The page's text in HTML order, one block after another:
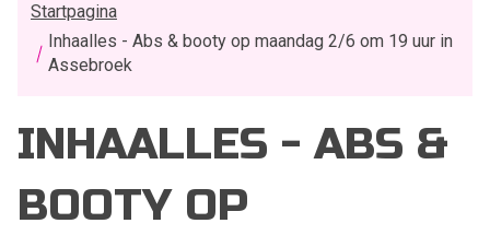
Startpagina
Inhaalles - Abs & booty op maandag 2/6 om 19 uur in
Assebroek
INHAALLES - ABS &
BOOTY OP